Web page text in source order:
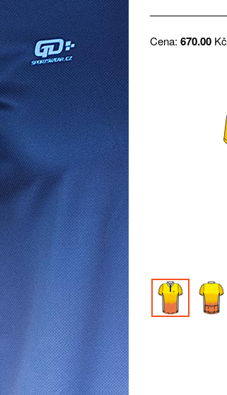
Cena: 670.00 Kč